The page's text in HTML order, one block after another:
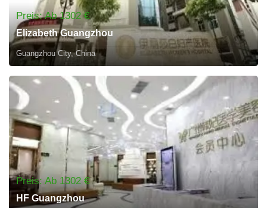
Preis: Ab 1302 €
Elizabeth Guangzhou
Guangzhou City, China
Preis: Ab 1302 €
HF Guangzhou